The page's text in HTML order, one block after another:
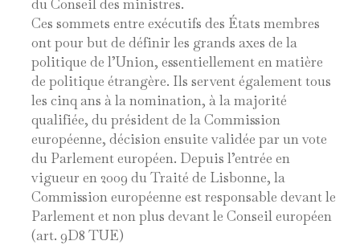
du Conseil des ministres.
Ces sommets entre exécutifs des États membres
ont pour but de définir les grands axes de la
politique de l’Union, essentiellement en matière
de politique étrangère. Ils servent également tous
les cinq ans à la nomination, à la majorité
qualifiée, du président de la Commission
européenne, décision ensuite validée par un vote
du Parlement européen. Depuis l’entrée en
vigueur en 2009 du Traité de Lisbonne, la
Commission européenne est responsable devant le
Parlement et non plus devant le Conseil européen
(art. 9D8 TUE)